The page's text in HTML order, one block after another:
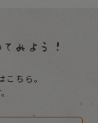
ちら。